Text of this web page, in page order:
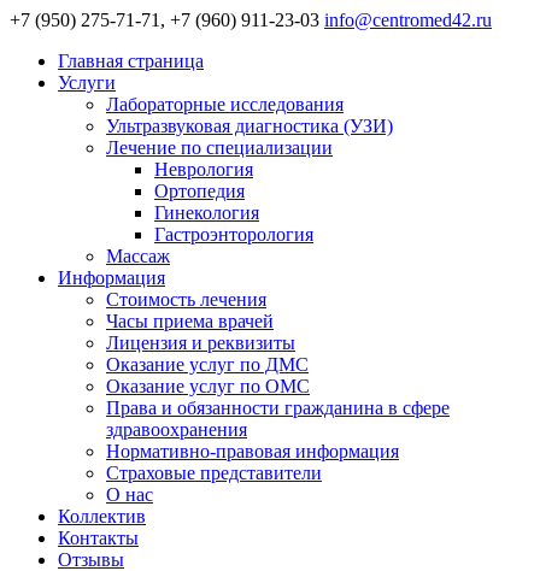
+7 (950) 275-71-71, +7 (960) 911-23-03 info@centromed42.ru
Главная страница
Услуги
Лабораторные исследования
Ультразвуковая диагностика (УЗИ)
Лечение по специализации
Неврология
Ортопедия
Гинекология
Гастроэнторология
Массаж
Информация
Стоимость лечения
Часы приема врачей
Лицензия и реквизиты
Оказание услуг по ДМС
Оказание услуг по ОМС
Права и обязанности гражданина в сфере
здравоохранения
Нормативно-правовая информация
Страховые представители
О нас
Коллектив
Контакты
Отзывы